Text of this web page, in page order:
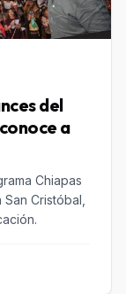
del
a
Chiapas
Cristóbal,